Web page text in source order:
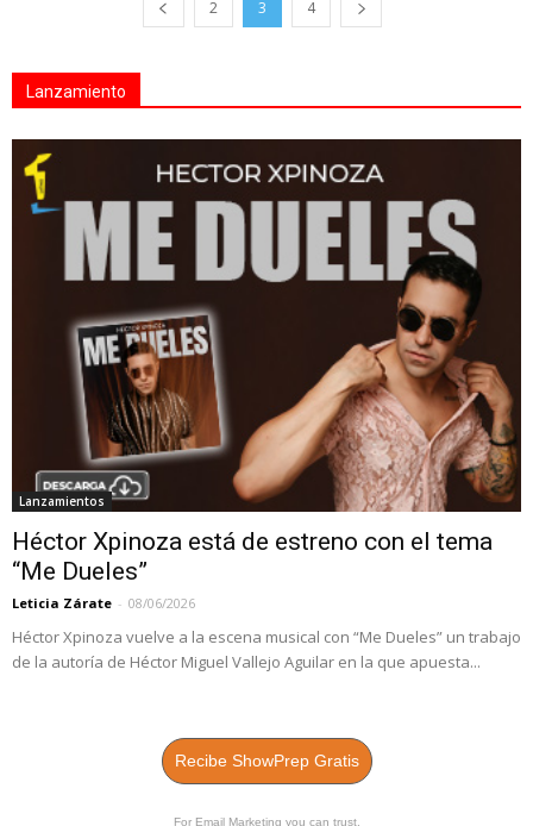
2 3 4
Lanzamiento
Lanzamientos
Héctor Xpinoza está de estreno con el tema
“Me Dueles”
Leticia Zárate - 08/06/2026
Héctor Xpinoza vuelve a la escena musical con “Me Dueles” un trabajo
de la autoría de Héctor Miguel Vallejo Aguilar en la que apuesta...
Recibe ShowPrep Gratis
For Email Marketing you can trust.